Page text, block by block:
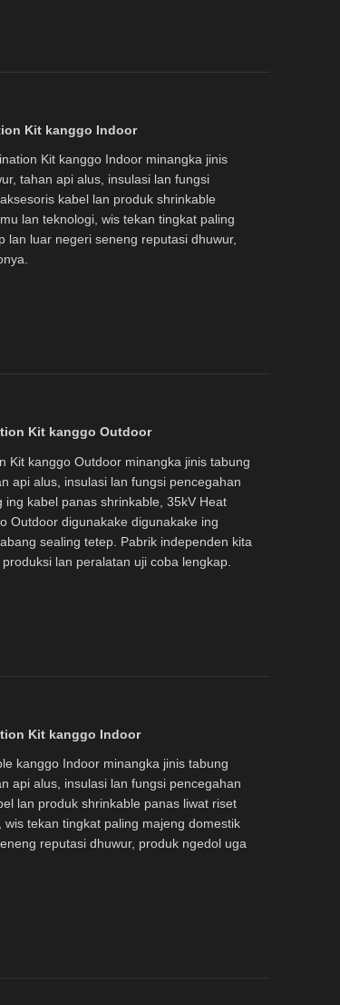
Kit kanggo Indoor
Kit kanggo Indoor minangka jinis
tahan api alus, insulasi lan fungsi
kabel lan produk shrinkable
lan teknologi, wis tekan tingkat paling
lan luar negeri seneng reputasi dhuwur,
Kit kanggo Outdoor
Kit kanggo Outdoor minangka jinis tabung
api alus, insulasi lan fungsi pencegahan
kabel panas shrinkable, 35kV Heat
Outdoor digunakake digunakake ing
sealing tetep. Pabrik independen kita
lan peralatan uji coba lengkap.
Kit kanggo Indoor
kanggo Indoor minangka jinis tabung
api alus, insulasi lan fungsi pencegahan
lan produk shrinkable panas liwat riset
tekan tingkat paling majeng domestik
reputasi dhuwur, produk ngedol uga